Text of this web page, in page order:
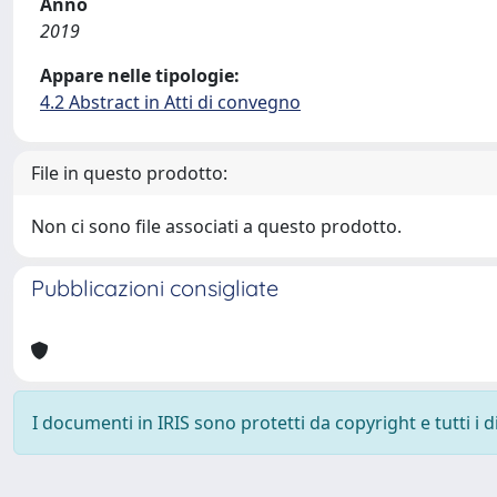
2019
Appare nelle tipologie:
4.2 Abstract in Atti di convegno
File in questo prodotto:
Non ci sono file associati a questo prodotto.
Pubblicazioni consigliate
I documenti in IRIS sono protetti da copyright e tutti i